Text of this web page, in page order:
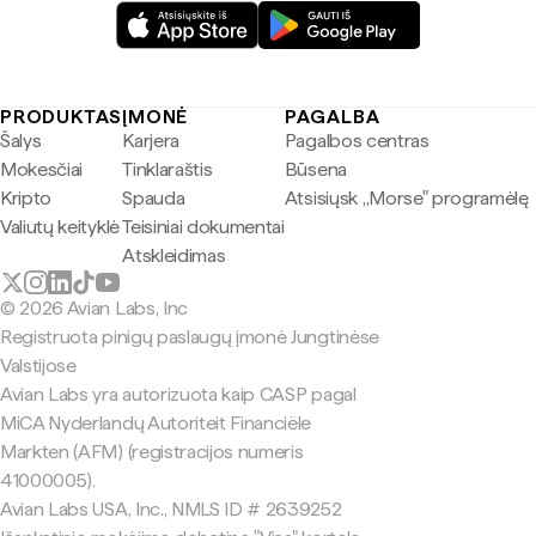
PRODUKTAS
Šalys
Mokesčiai
Kripto
Valiutų keityklė
ĮMONĖ
Karjera
Tinklaraštis
Spauda
Teisiniai dokumentai
Atskleidimas
PAGALBA
Pagalbos centras
Būsena
Atsisiųsk „Morse" programėlę
© 2026 Avian Labs, Inc
Registruota pinigų paslaugų įmonė Jungtinėse
Valstijose
Avian Labs yra autorizuota kaip CASP pagal
MiCA Nyderlandų Autoriteit Financiële
Markten (AFM) (registracijos numeris
41000005).
Avian Labs USA, Inc., NMLS ID # 2639252